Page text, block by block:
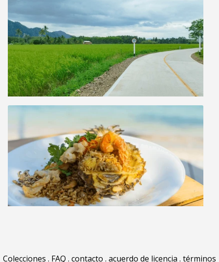
Colecciones . FAQ . contacto . acuerdo de licencia . términos